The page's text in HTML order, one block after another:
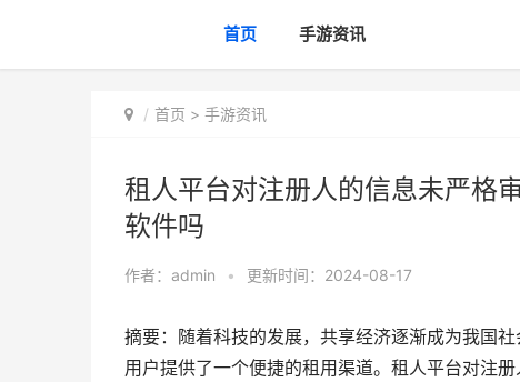
首页 手游资讯
首页 > 手游资讯
租人平台对注册人的信息未严格
软件吗
作者： admin • 更新时间：2024-08-17
摘要：随着科技的发展，共享经济逐渐成为我国
用户提供了一个便捷的租用渠道。租人平台对注